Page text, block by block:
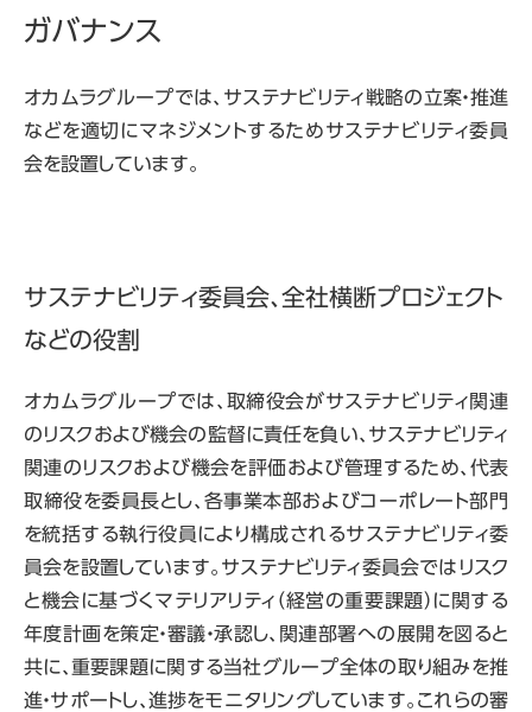
ガバナンス
オカムラグループでは、サステナビリティ戦略の立案・推進
などを適切にマネジメントするためサステナビリティ委員
会を設置しています。
サステナビリティ委員会、全社横断プロジェクト
などの役割
オカムラグループでは、取締役会がサステナビリティ関連
のリスクおよび機会の監督に責任を負い、サステナビリティ
関連のリスクおよび機会を評価および管理するため、代表
取締役を委員長とし、各事業本部およびコーポレート部門
を統括する執行役員により構成されるサステナビリティ委
員会を設置しています。サステナビリティ委員会ではリスク
と機会に基づくマテリアリティ（経営の重要課題）に関する
年度計画を策定・審議・承認し、関連部署への展開を図ると
共に、重要課題に関する当社グループ全体の取り組みを推
進・サポートし、進捗をモニタリングしています。これらの審